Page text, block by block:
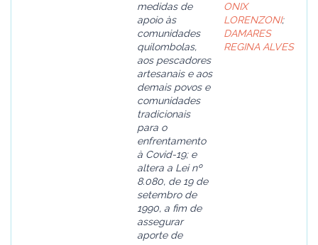
medidas de
apoio às
comunidades
quilombolas,
aos pescadores
artesanais e aos
demais povos e
comunidades
tradicionais
para o
enfrentamento
à Covid-19; e
altera a Lei nº
8.080, de 19 de
setembro de
1990, a fim de
assegurar
aporte de
ONIX
LORENZONI;
DAMARES
REGINA ALVES